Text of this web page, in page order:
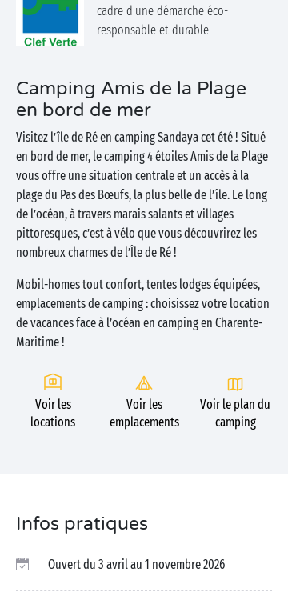
cadre d'une démarche éco-
responsable et durable
Camping Amis de la Plage
en bord de mer
Visitez l’île de Ré en camping Sandaya cet été ! Situé
en bord de mer, le camping 4 étoiles Amis de la Plage
vous offre une situation centrale et un accès à la
plage du Pas des Bœufs, la plus belle de l’île. Le long
de l’océan, à travers marais salants et villages
pittoresques, c’est à vélo que vous découvrirez les
nombreux charmes de l’Île de Ré !
Mobil-homes tout confort, tentes lodges équipées,
emplacements de camping : choisissez votre location
de vacances face à l’océan en camping en Charente-
Maritime !
Voir les
locations
Voir les
emplacements
Voir le plan du
camping
Infos pratiques
Ouvert du 3 avril au 1 novembre 2026